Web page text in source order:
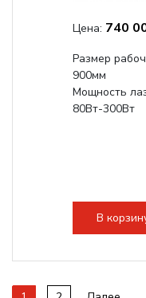
Цена: 740
Размер
900мм
Мощность
80Вт-300Вт
В